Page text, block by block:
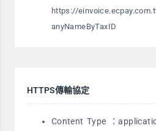
https://
anyNameByTaxID
HTTPS傳輸協定
Content Type ：